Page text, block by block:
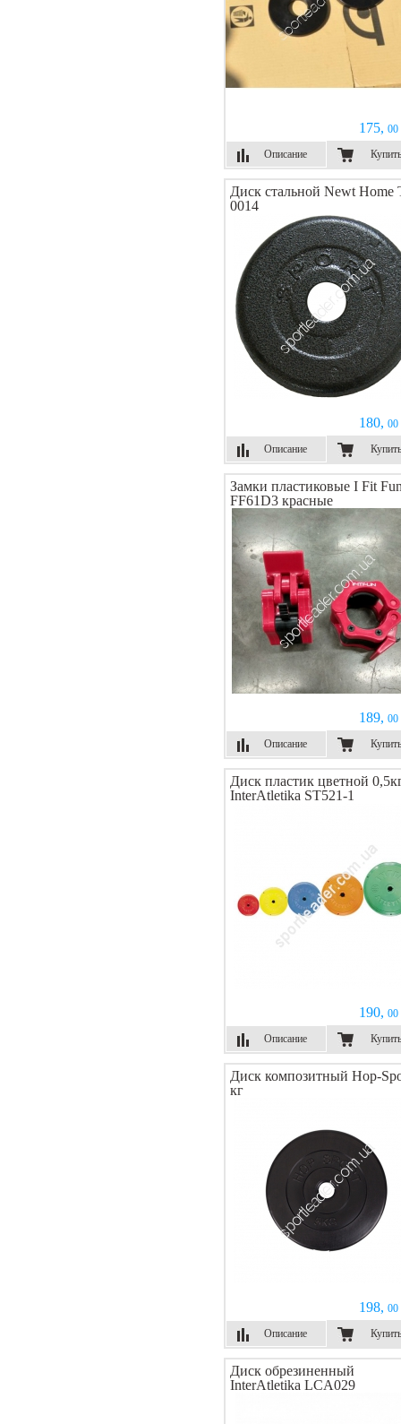
175, 00
Описание
Купить
Диск стальной Newt Home
0014
180, 00
Описание
Купить
Замки пластиковые I Fit
FF61D3 красные
189, 00
Описание
Купить
Диск пластик цветной
InterAtletika ST521-1
190, 00
Описание
Купить
Диск композитный Hop-
кг
198, 00
Описание
Купить
Диск обрезиненный
InterAtletika LCA029